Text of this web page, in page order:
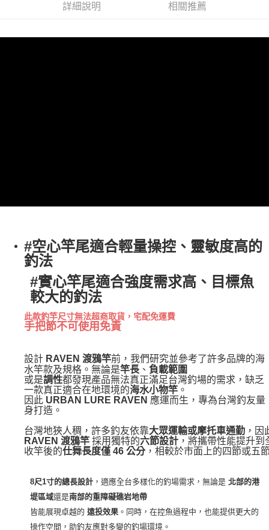
請求用戶進行身份認證。
詳細說明 相關推薦
#空心竿尾適合輕量操控、靈敏度高的
釣法
#實心竿尾適合強度需求高、目標魚
較大的釣法
此款釣竿尺寸無法超商取貨，宅配免運費
手把節不可使用免責
設計 RAVEN 渡鴉竿前，我們研究並參考了許多品牌的海
水竿款及規格。無論是竿長 、 負載範圍
或是調性都發現產品無法真正滿足台灣釣場的需求，缺乏
一款真正適合在地環境的海水小物竿 。
因此 URBAN LURE RAVEN 應運而生，專為台灣釣友量
身打造。
台灣地狹人稠，許多釣友依靠大眾運輸或摩托車通勤 ，因
RAVEN 渡鴉竿 採用獨特的六節設計 ，將攜帶性能提升到
收竿後的仕舞長度僅 46 公分，相較於市面上的四節或五
8尺1寸的總長設計 ，適應全台多樣化的釣場需求，無論是 北部的港
堤區域還是南部的重障礙礁岩地帶
皆能展現卓越的 遠投效果 。 同時，在控魚過程中，也能提供更大的
操作空間，助釣友應對多變的釣場環境。